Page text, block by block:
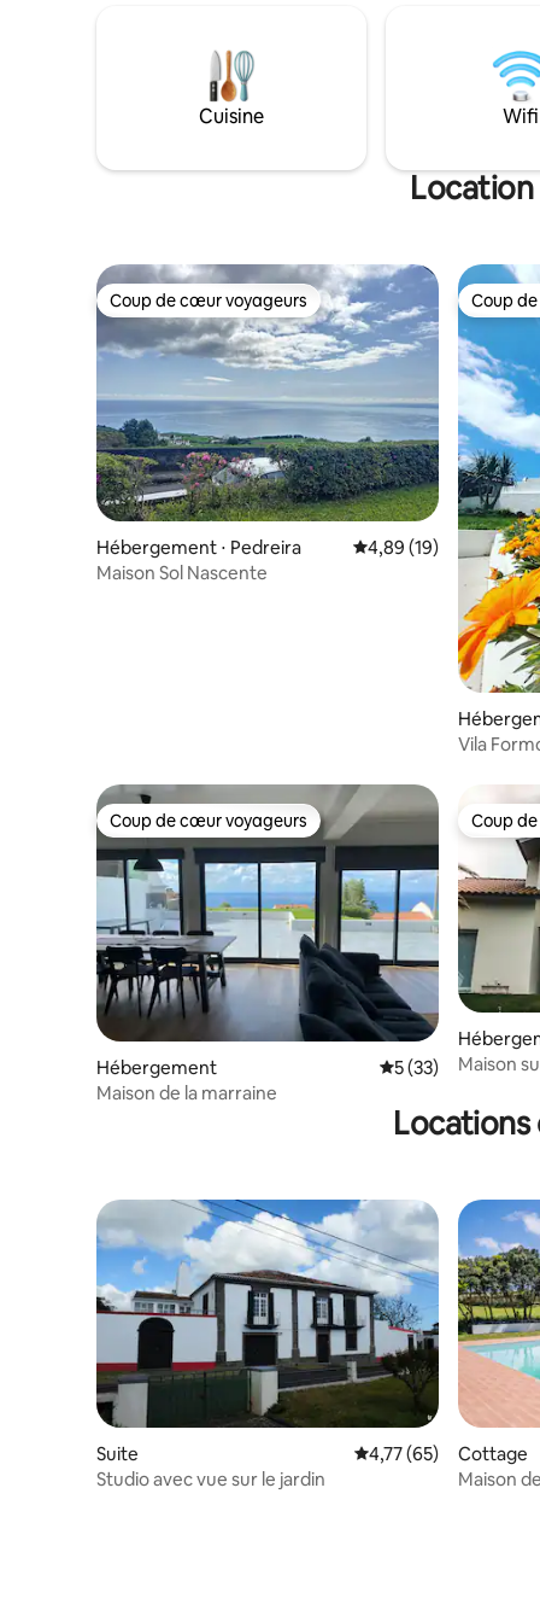
bien équipée avec un lave-vaisselle, un
lave-linge et un barbecue au charbon de
bois. Cette maison spacieuse peut
accueillir confortablement jusqu'à 11
wifi gratuit.
parking
redevance. Je suis sûre que vous
Cuisine Wifi
Location
Coup de cœur voyageurs
Coup de cœur voyageurs
Hébergement ⋅ Pedreira Évaluation moyenne
4,89 (19)
Maison Sol Nascente
Coup
Coup
Vila
Coup de cœur voyageurs
Coup de cœur voyageurs
Hébergement Évaluation
5 (33)
Maison de la marraine
Coup
Coup
Maison
Locations
Suite Évaluation moyenne
4,77 (65)
Studio avec vue sur le jardin
Cottage
Maison